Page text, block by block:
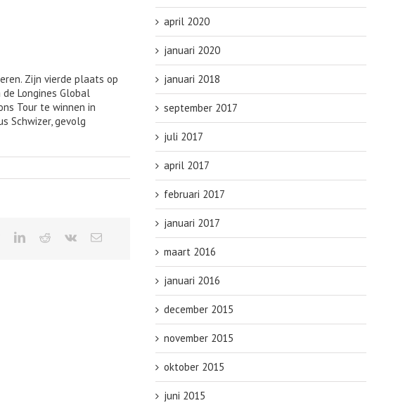
Zijn vierde plaats op
Longines Global
Tour te winnen in
Schwizer, gevolg
april 2020
januari 2020
januari 2018
september 2017
juli 2017
april 2017
februari 2017
januari 2017
maart 2016
januari 2016
december 2015
november 2015
oktober 2015
juni 2015